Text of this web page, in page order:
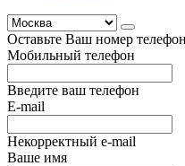
Оставьте Ваш номер
Мобильный телефон
Введите ваш телефон
E-mail
Некорректный e-mail
Ваше имя